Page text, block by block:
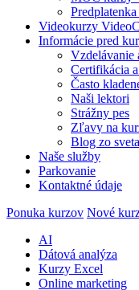
Videokurzy
Informácie pred
Vzdelávanie
Certifikácia
Často
Naši lektori
Strážny pes
Zľavy na
Blog zo
Naše služby
Parkovanie
Kontaktné údaje
Ponuka kurzov Nové
AI
Dátová analýza
Kurzy Excel
Online marketing